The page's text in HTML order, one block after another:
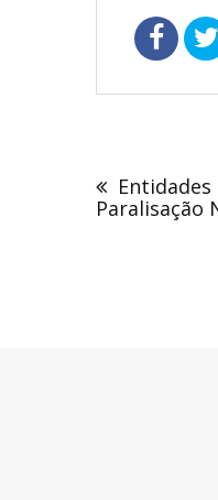
de
Post
Paralisação